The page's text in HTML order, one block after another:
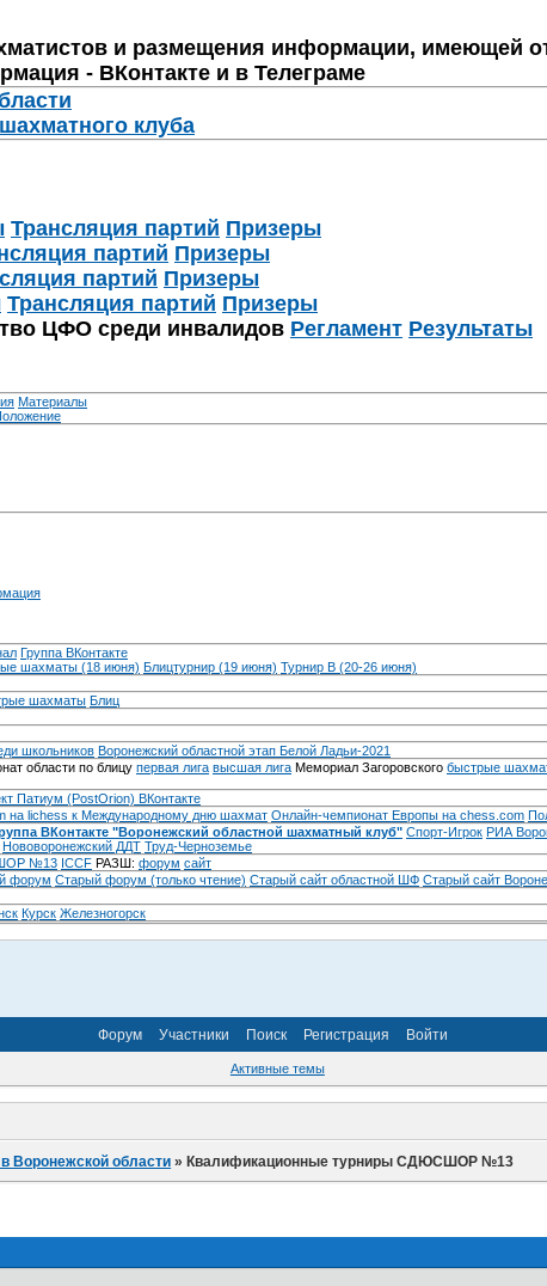
и размещения информации, имеющей
- ВКонтакте и в Телеграме
клуба
Трансляция партий Призеры
партий Призеры
партий Призеры
Трансляция партий Призеры
ЦФО среди инвалидов Регламент Результаты
Материалы
Группа ВКонтакте
шахматы (18 июня) Блицтурнир (19 июня) Турнир B (20-26 июня)
шахматы Блиц
школьников Воронежский областной этап Белой Ладьи-2021
области по блицу первая лига высшая лига Мемориал Загоровского быстрые
Патиум (PostOrion) ВКонтакте
на lichess к Международному дню шахмат Онлайн-чемпионат Европы на chess.com
ВКонтакте "Воронежский областной шахматный клуб" Спорт-Игрок РИА
Нововоронежский ДДТ Труд-Черноземье
№13 ICCF РАЗШ: форум сайт
форум Cтарый форум (только чтение) Старый сайт областной ШФ Старый сайт
Курск Железногорск
Форум Участники Поиск Регистрация Войти
Активные темы
Воронежской области »Квалификационные турниры СДЮСШОР №13